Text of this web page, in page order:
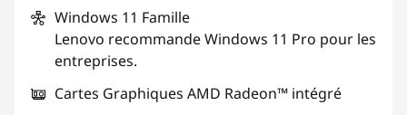
Windows 11 Famille
Lenovo recommande Windows 11 Pro pour les
entreprises.
Cartes Graphiques AMD Radeon™ intégré